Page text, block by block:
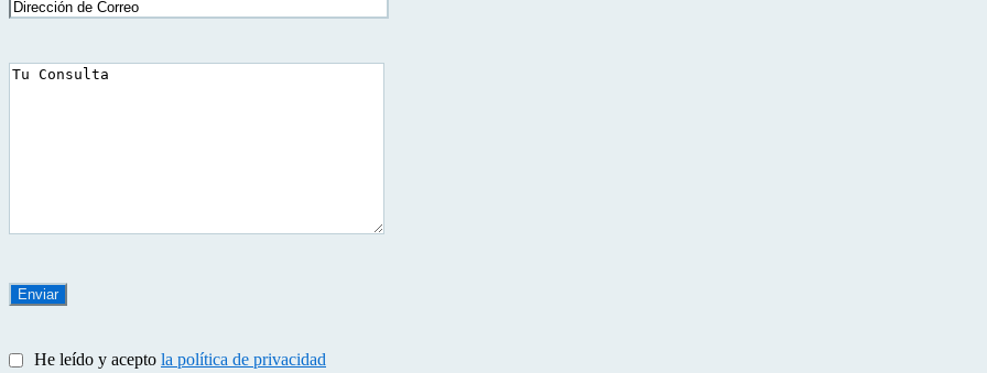
He leído y acepto la política de privacidad